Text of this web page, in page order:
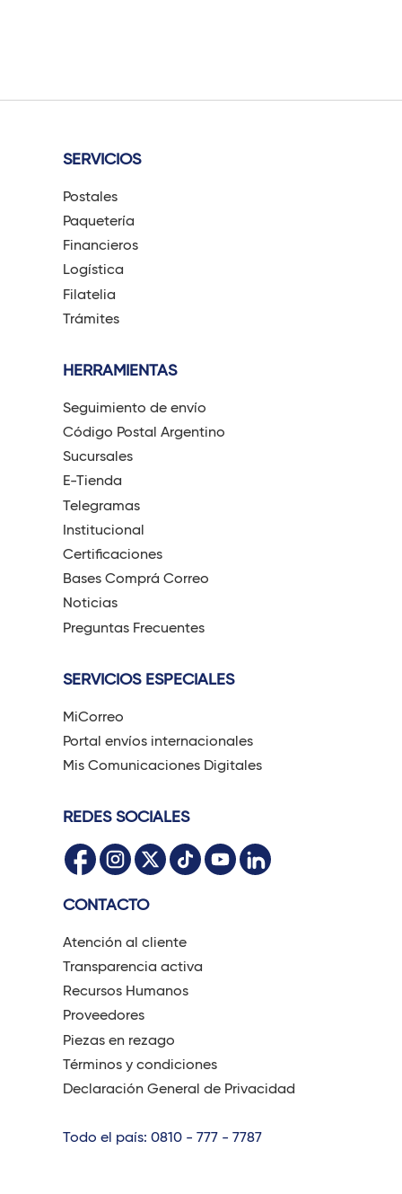
SERVICIOS
Postales
Paquetería
Financieros
Logística
Filatelia
Trámites
HERRAMIENTAS
Seguimiento de envío
Código Postal Argentino
Sucursales
E-Tienda
Telegramas
Institucional
Certificaciones
Bases Comprá Correo
Noticias
Preguntas Frecuentes
SERVICIOS ESPECIALES
MiCorreo
Portal envíos internacionales
Mis Comunicaciones Digitales
REDES SOCIALES
CONTACTO
Atención al cliente
Transparencia activa
Recursos Humanos
Proveedores
Piezas en rezago
Términos y condiciones
Declaración General de Privacidad
Todo el país: 0810 - 777 - 7787